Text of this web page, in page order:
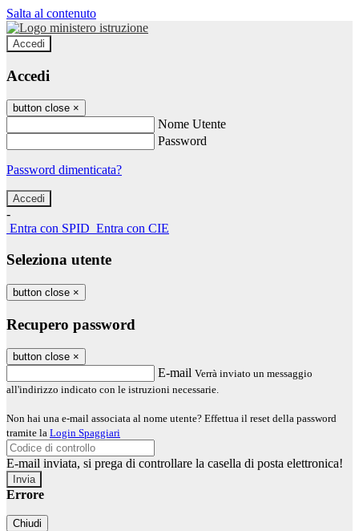
Salta al contenuto
Accedi
Accedi
button close ×
Nome Utente
Password
Password dimenticata?
-
Entra con SPID Entra con CIE
Seleziona utente
button close ×
Recupero password
button close ×
E-mail Verrà inviato un messaggio
all'indirizzo indicato con le istruzioni necessarie.
Non hai una e-mail associata al nome utente? Effettua il reset della password
tramite la Login Spaggiari
E-mail inviata, si prega di controllare la casella di posta elettronica!
Errore
Chiudi